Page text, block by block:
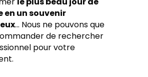
en un souvenir
… Nous ne pouvons que
de rechercher
pour votre